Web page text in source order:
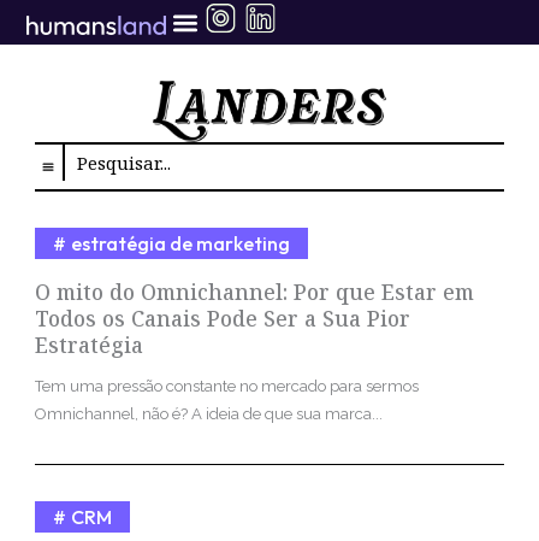
para
Search
O mito do Omnichannel: Por que Estar em
Todos os Canais Pode Ser a Sua Pior
Estratégia
estratégia de marketing
Tem uma pressão constante no mercado para sermos
Omnichannel, não é? A ideia de que sua marca...
CRM